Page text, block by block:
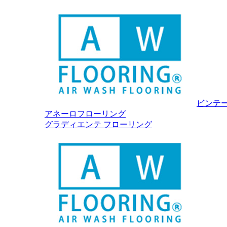
ビンテ
アネーロフローリング
グラディエンテ フローリング